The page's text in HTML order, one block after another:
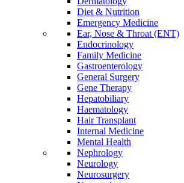
Diet & Nutrition
Emergency Medicine
Ear, Nose & Throat (ENT)
Endocrinology
Family Medicine
Gastroenterology
General Surgery
Gene Therapy
Hepatobiliary
Haematology
Hair Transplant
Internal Medicine
Mental Health
Nephrology
Neurology
Neurosurgery